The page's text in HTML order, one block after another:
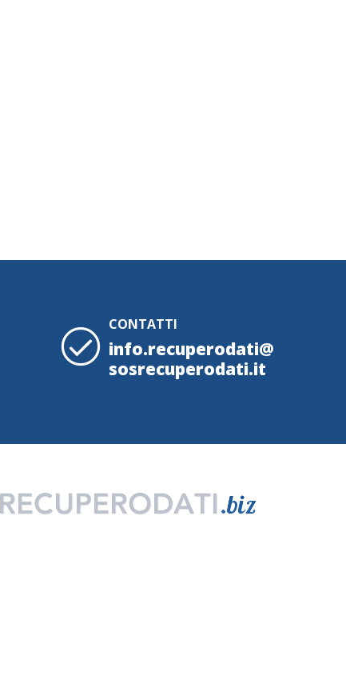
CONTATTI
info.recuperodati@
sosrecuperodati.it